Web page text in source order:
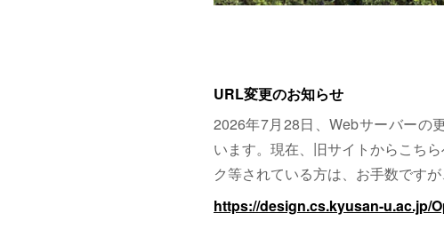
URL変更のお知らせ
2026年7月28日、Webサーバーの
います。現在、旧サイトからこち
ク等されている方は、お手数です
https://design.cs.kyusan-u.ac.jp/